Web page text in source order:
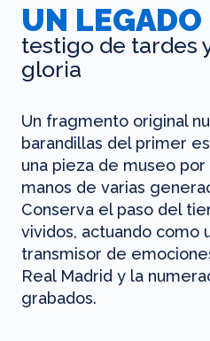
UN
testigo de tardes
gloria
Un fragmento original
barandillas del primer
una pieza de museo
manos de varias
Conserva el paso del
vividos, actuando como
transmisor de
Real Madrid y la
grabados.